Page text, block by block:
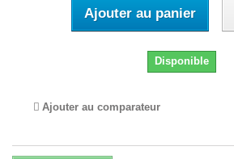
Ajouter au panier
Disponible
Ajouter au comparateur